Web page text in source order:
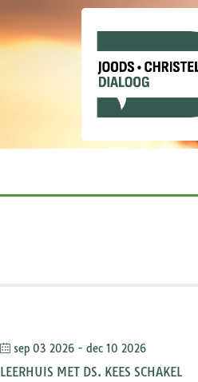
sep 03 2026 - dec 10 2026
LEERHUIS MET DS. KEES SCHAKEL